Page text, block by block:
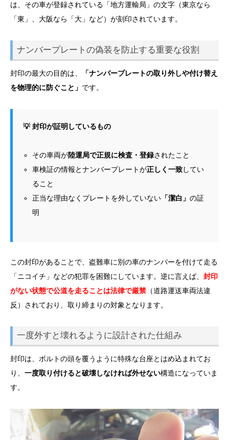
は、その車が登録されている「地方運輸局」の文字（東京なら
「東」、大阪なら「大」など）が刻印されています。
ナンバープレートの偽装を防止する重要な役割
封印の最大の目的は、
「ナンバープレートの取り外しや付け替え
を物理的に防ぐこと」 です。
💡 封印が証明しているもの
その車両が陸運局で正規に検査・登録されたこと
車検証の情報とナンバープレートが正しく一致してい
ること
正当な理由なくプレートを外していない 「潔白」の証
明
この封印があることで、盗難車に別の車のナンバーを付けて走る
「ニコイチ」などの犯罪を困難にしています。逆に言えば、 封印
がない状態で公道を走ることは法律で厳禁 （道路運送車両法違
反）されており、取り締まりの対象となります。
一度外すと壊れるように設計された仕組み
封印は、ボルトの頭を覆うように特殊な台座とはめ込まれてお
り、 一度取り付けると破壊しなければ外せない構造になっていま
す。